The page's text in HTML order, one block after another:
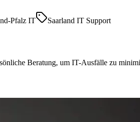
Pfalz IT Saarland IT Support
Beratung, um IT-Ausfälle zu